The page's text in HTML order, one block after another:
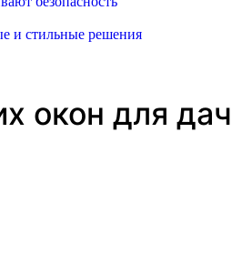
и стильные решения
окон для